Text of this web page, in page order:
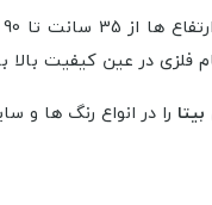
فلزی در عین کیفیت
را در انواع رنگ ها و